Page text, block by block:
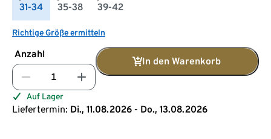
31-34 35-38 39-42
Richtige Größe ermitteln
Anzahl
In den Warenkorb
Auf Lager
Liefertermin: Di., 11.08.2026 - Do., 13.08.2026